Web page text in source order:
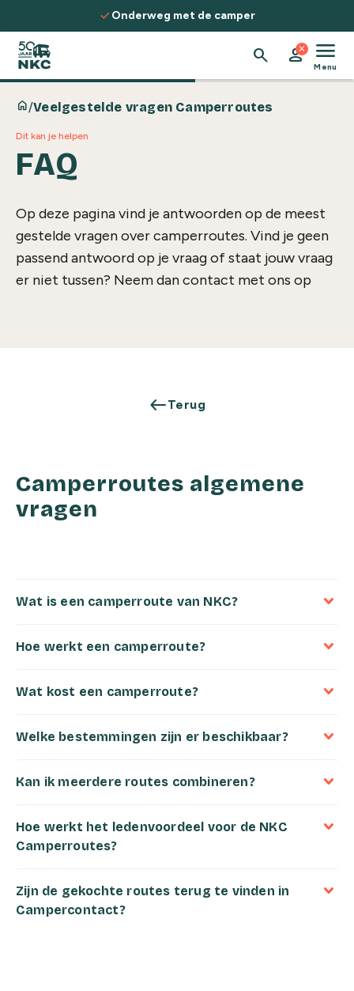
Spring naar de inhoud
checkOnderweg met de camper
search person
close menu
Menu
home/Veelgestelde vragen Camperroutes
Dit kan je helpen
FAQ
Op deze pagina vind je antwoorden op de meest
gestelde vragen over camperroutes. Vind je geen
passend antwoord op je vraag of staat jouw vraag
er niet tussen? Neem dan contact met ons op
westTerug
Camperroutes algemene
vragen
Wat is een camperroute van NKC?
Hoe werkt een camperroute?
Wat kost een camperroute?
Welke bestemmingen zijn er beschikbaar?
Kan ik meerdere routes combineren?
Hoe werkt het ledenvoordeel voor de NKC
Camperroutes?
Zijn de gekochte routes terug te vinden in
Campercontact?